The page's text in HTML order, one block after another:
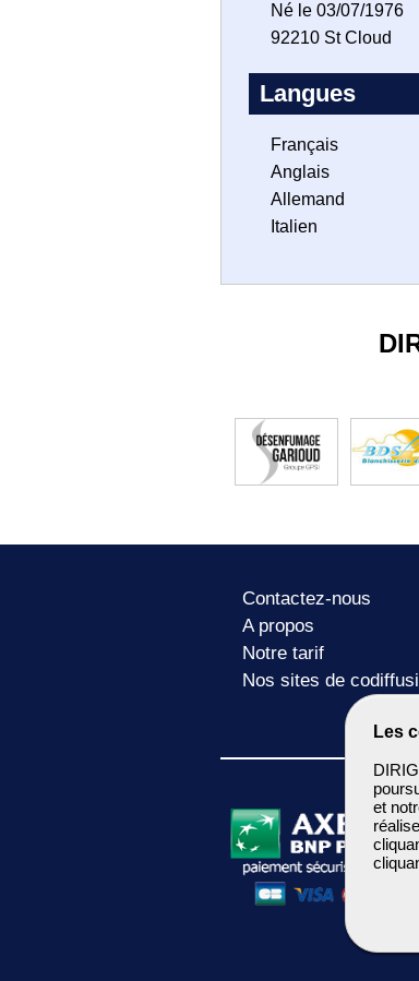
Né le 03/07/1976
92210 St Cloud
Langues
Français
Anglais
Allemand
Italien
Les
et
Contactez-nous
A propos
Notre tarif
Nos sites de